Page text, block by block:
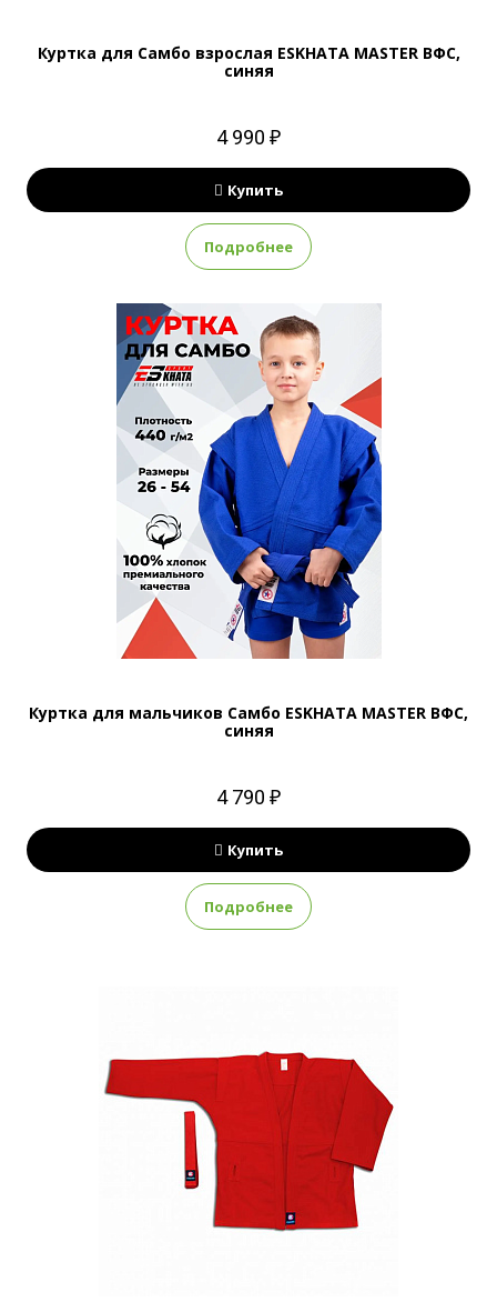
Куртка для Самбо взрослая ESKHATA MASTER ВФС,
синяя
4 990 ₽
Купить
Подробнее
Куртка для мальчиков Самбо ESKHATA MASTER ВФС,
синяя
4 790 ₽
Купить
Подробнее